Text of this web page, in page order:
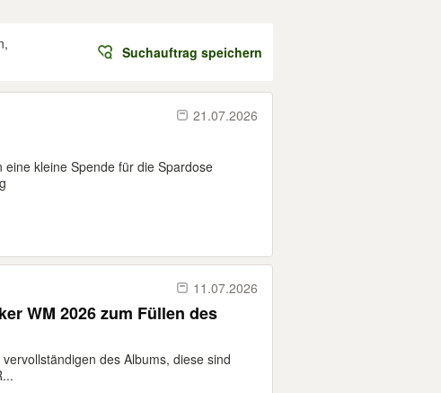
Suchauftrag speichern
21.07.2026
eine kleine Spende für die Spardose
11.07.2026
WM 2026 zum Füllen des
des Albums, diese sind